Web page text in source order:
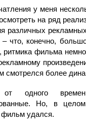
у меня
на ряд
различных
– что, конечно,
фильма
смотрелся более
от одного
Но, в
фильм удался.